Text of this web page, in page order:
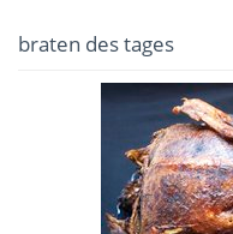
braten des tages